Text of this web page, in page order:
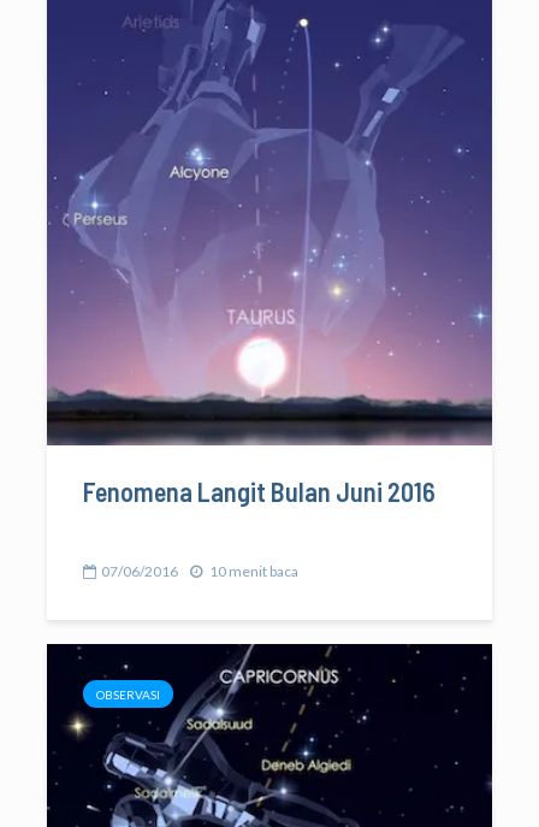
Fenomena Langit Bulan Juni 2016
07/06/2016 10 menit baca
OBSERVASI